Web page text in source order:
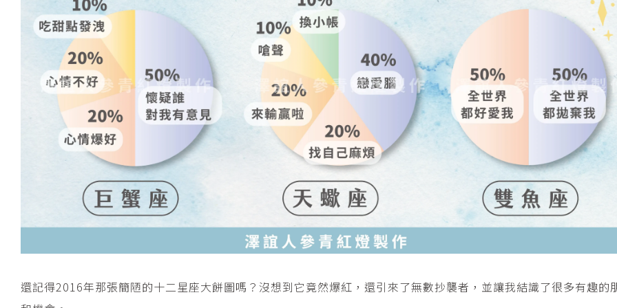
還記得2016年那張簡陋的十二星座大餅圖嗎？沒想到它竟然爆紅，還引來了無數抄襲者，並讓我結識了很多有趣的